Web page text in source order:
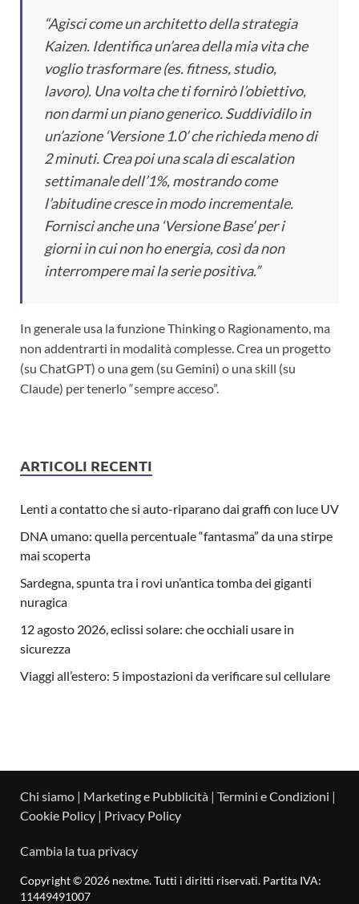
“Agisci come un architetto della strategia
Kaizen. Identifica un’area della mia vita che
voglio trasformare (es. fitness, studio,
lavoro). Una volta che ti fornirò l’obiettivo,
non darmi un piano generico. Suddividilo in
un’azione ‘Versione 1.0’ che richieda meno di
2 minuti. Crea poi una scala di escalation
settimanale dell’1%, mostrando come
l’abitudine cresce in modo incrementale.
Fornisci anche una ‘Versione Base’ per i
giorni in cui non ho energia, così da non
interrompere mai la serie positiva.”
In generale usa la funzione Thinking o Ragionamento, ma
non addentrarti in modalità complesse. Crea un progetto
(su ChatGPT) o una gem (su Gemini) o una skill (su
Claude) per tenerlo “sempre acceso”.
ARTICOLI RECENTI
Lenti a contatto che si auto-riparano dai graffi con luce UV
DNA umano: quella percentuale “fantasma” da una stirpe
mai scoperta
Sardegna, spunta tra i rovi un’antica tomba dei giganti
nuragica
12 agosto 2026, eclissi solare: che occhiali usare in
sicurezza
Viaggi all’estero: 5 impostazioni da verificare sul cellulare
Chi siamo | Marketing e Pubblicità | Termini e Condizioni |
Cookie Policy | Privacy Policy
Cambia la tua privacy
Copyright © 2026 nextme. Tutti i diritti riservati. Partita IVA:
11449491007